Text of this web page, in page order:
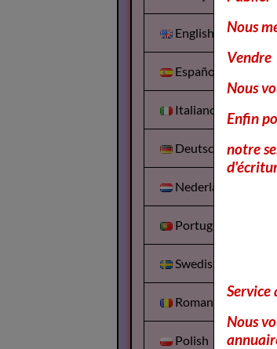
English
Español
Italiano
Deutsch
Nederlands
Portuguesa
Swedish
Romanian
Polish
Nous
Vendre
Nous
Enfin
notre
Service
Nous